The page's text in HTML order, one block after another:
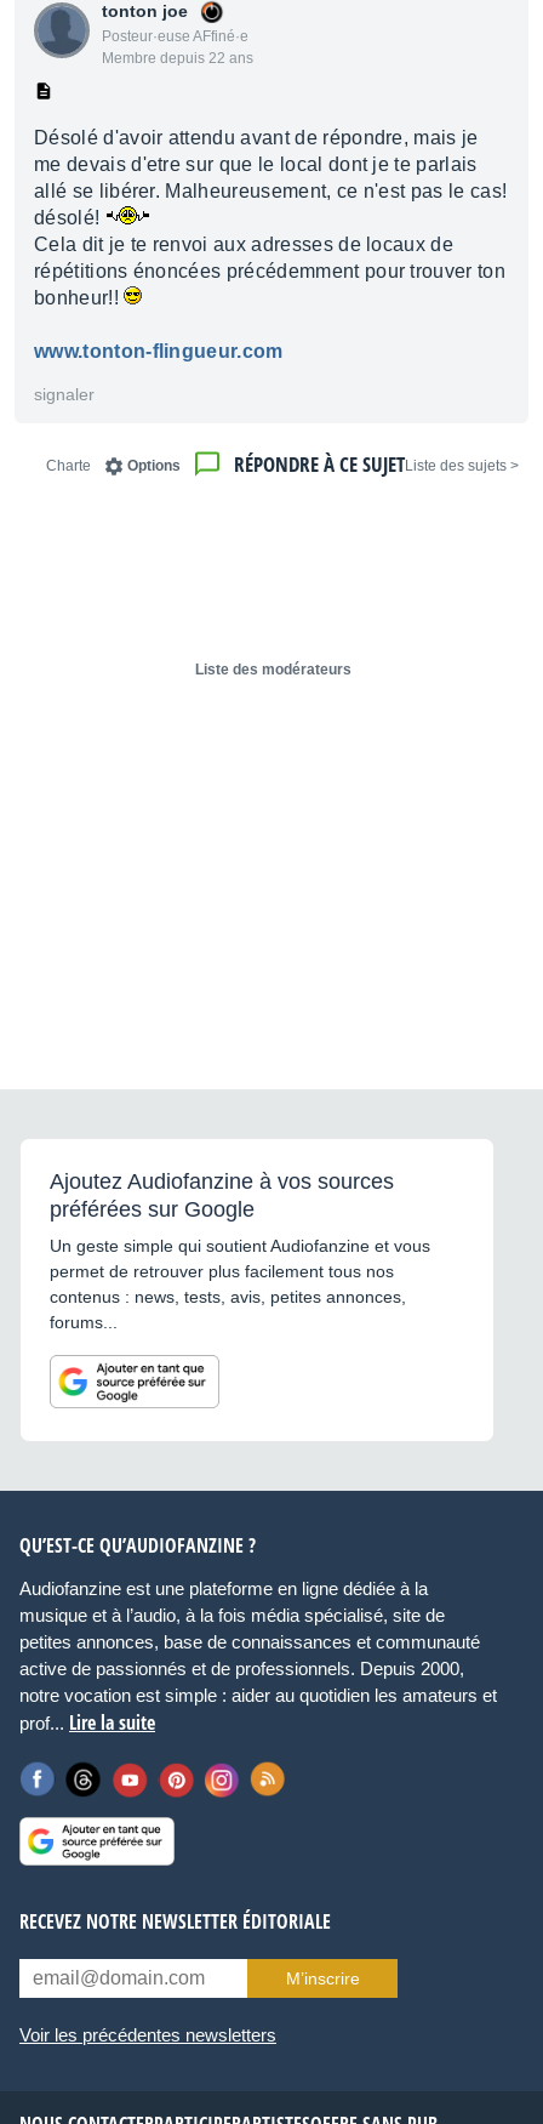
tonton joe
Posteur·euse AFfiné·e
Membre depuis 22 ans
Désolé d'avoir attendu avant de répondre, mais je
me devais d'etre sur que le local dont je te parlais
allé se libérer. Malheureusement, ce n'est pas le cas!
désolé!
Cela dit je te renvoi aux adresses de locaux de
répétitions énoncées précédemment pour trouver ton
bonheur!!
www.tonton-flingueur.com
signaler
< Liste des sujets
RÉPONDRE À CE SUJET
Options
Charte
Liste des modérateurs
Ajoutez Audiofanzine à vos sources
préférées sur Google
Un geste simple qui soutient Audiofanzine et vous
permet de retrouver plus facilement tous nos
contenus : news, tests, avis, petites annonces,
forums...
QU’EST-CE QU’AUDIOFANZINE ?
Audiofanzine est une plateforme en ligne dédiée à la
musique et à l’audio, à la fois média spécialisé, site de
petites annonces, base de connaissances et communauté
active de passionnés et de professionnels. Depuis 2000,
notre vocation est simple : aider au quotidien les amateurs et
prof... Lire la suite
RECEVEZ NOTRE NEWSLETTER ÉDITORIALE
M’inscrire
Voir les précédentes newsletters